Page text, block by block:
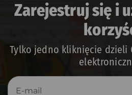
Zarejestruj się i
Tylko jedno kliknięcie dzieli